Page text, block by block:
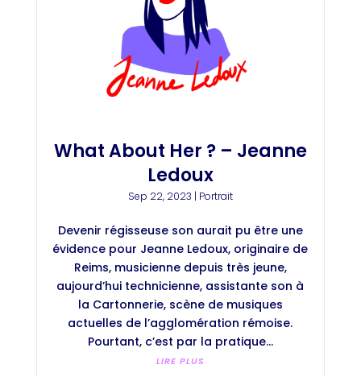
What About Her ? – Jeanne
Ledoux
Sep 22, 2023 | Portrait
Devenir régisseuse son aurait pu être une
évidence pour Jeanne Ledoux, originaire de
Reims, musicienne depuis très jeune,
aujourd’hui technicienne, assistante son à
la Cartonnerie, scène de musiques
actuelles de l’agglomération rémoise.
Pourtant, c’est par la pratique...
LIRE PLUS